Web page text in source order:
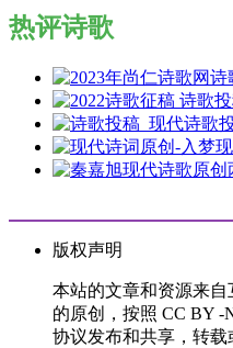
热评诗歌
版权声明
本站的文章和资源来自
的原创，按照 CC BY -
协议发布和共享，转